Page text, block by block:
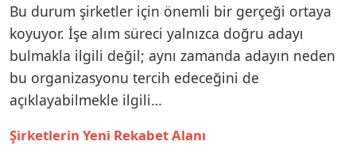
Bu durum şirketler için önemli bir gerçeği ortaya
koyuyor. İşe alım süreci yalnızca doğru adayı
bulmakla ilgili değil; aynı zamanda adayın neden
bu organizasyonu tercih edeceğini de
açıklayabilmekle ilgili…
Şirketlerin Yeni Rekabet Alanı